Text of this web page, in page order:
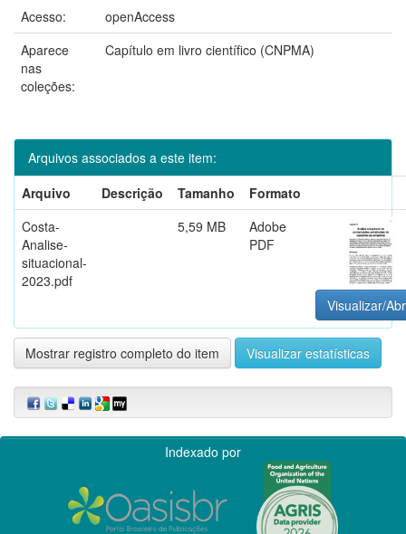
Acesso:
openAccess
Aparece
nas
coleções:
Capítulo em livro científico (CNPMA)
Arquivos associados a este item:
Arquivo
Descrição Tamanho
Formato
Costa-
Analise-
situacional-
2023.pdf
5,59 MB
Adobe
PDF
Visualizar/
Mostrar registro completo do item Visualizar estatísticas
Indexado por